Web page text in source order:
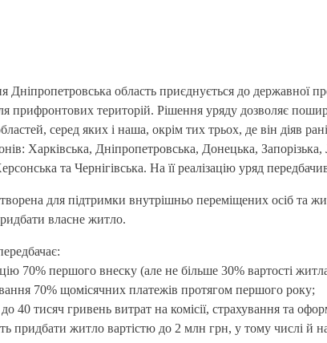
Дніпропетровська область приєднується до державної
прифронтових територій. Рішення уряду дозволяє
серед яких і наша, окрім тих трьох, де він діяв
Харківська, Дніпропетровська, Донецька,
та Чернігівська. На її реалізацію уряд
для підтримки внутрішньо переміщених осіб та
власне житло.
70% першого внеску (але не більше 30% вартості
70% щомісячних платежів протягом першого року;
40 тисяч гривень витрат на комісії, страхування та
придбати житло вартістю до 2 млн грн, у тому числі й